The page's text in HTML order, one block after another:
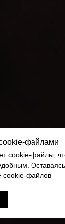
файлами
cookie-файлы,
cookie-файлов